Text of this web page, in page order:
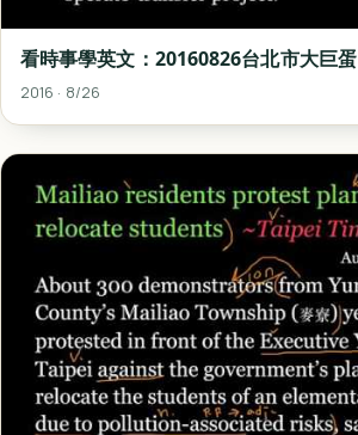
看時事學英文：20160826台北市大巨蛋
2016 · 8/26